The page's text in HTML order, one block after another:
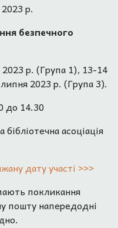
р.
безпечного
р. (Група 1), 13-14
2023 р. (Група 3).
до 14.30
асоціація
дату участі >>>
покликання
пошту напередодні